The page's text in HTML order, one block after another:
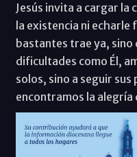
Jesús invita a cargar la
la existencia ni echarle
bastantes trae ya,
dificultades como Él,
solos, sino a seguir sus
encontramos la alegría